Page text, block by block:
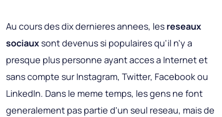
Au cours des dix dernieres annees, les reseaux
sociauxsont devenus si populaires qu'il n'y a
presque plus personne ayant acces a Internet et
sans compte sur Instagram, Twitter, Facebook ou
LinkedIn. Dans le meme temps, les gens ne font
generalement pas partie d'un seul reseau, mais de